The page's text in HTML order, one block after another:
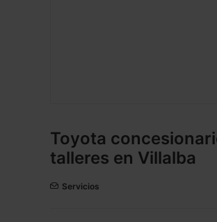
Toyota
talleres en Villalba
Servicios